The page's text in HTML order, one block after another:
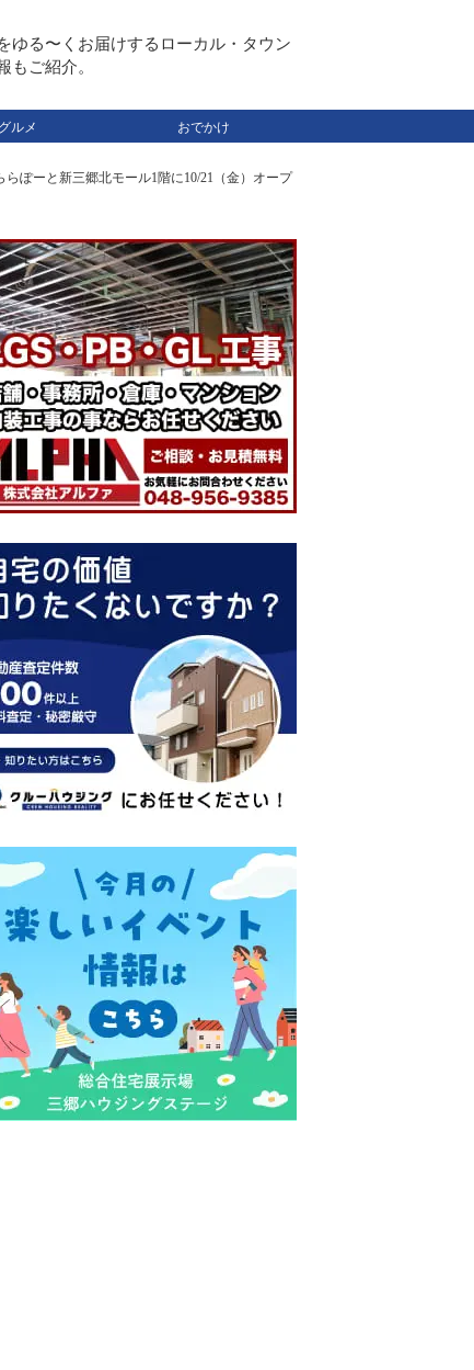
ゆる〜くお届けするローカル・タウン
もご紹介。
グルメ おでかけ
らぽーと新三郷北モール1階に10/21（金）オープ